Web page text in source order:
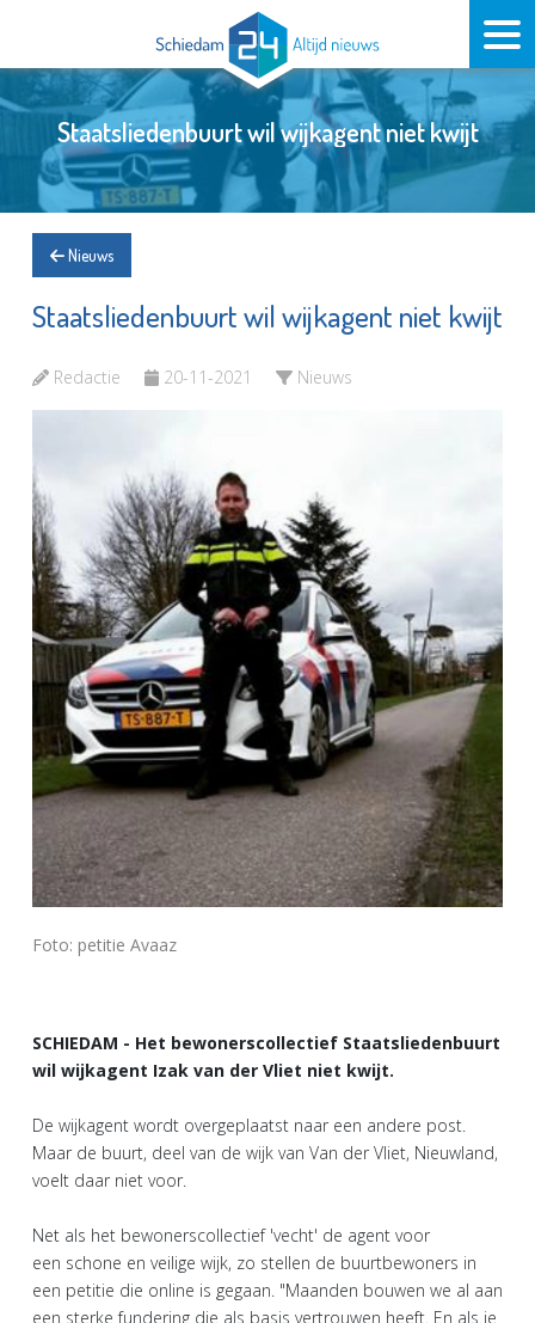
Staatsliedenbuurt wil wijkagent niet kwijt
Nieuws
Staatsliedenbuurt wil wijkagent niet kwijt
Redactie 20-11-2021 Nieuws
Foto: petitie Avaaz
SCHIEDAM - Het bewonerscollectief Staatsliedenbuurt
wil wijkagent Izak van der Vliet niet kwijt.
De wijkagent wordt overgeplaatst naar een andere post.
Maar de buurt, deel van de wijk van Van der Vliet, Nieuwland,
voelt daar niet voor.
Net als het bewonerscollectief 'vecht' de agent voor
een schone en veilige wijk, zo stellen de buurtbewoners in
een petitie die online is gegaan. "Maanden bouwen we al aan
een sterke fundering die als basis vertrouwen heeft. En als je